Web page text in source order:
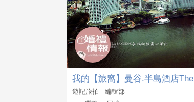
我的【旅窩】曼谷.半島酒店The
Peninsula Bangkok
遊記旅拍 編輯部